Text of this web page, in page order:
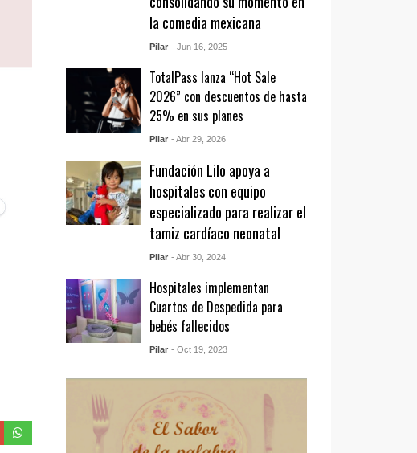
la comedia mexicana
Pilar - Jun 16, 2025
TotalPass lanza “Hot Sale
2026” con descuentos de hasta
25% en sus planes
Pilar - Abr 29, 2026
Fundación Lilo apoya a
hospitales con equipo
especializado para realizar el
tamiz cardíaco neonatal
Pilar - Abr 30, 2024
Hospitales implementan
Cuartos de Despedida para
bebés fallecidos
Pilar - Oct 19, 2023